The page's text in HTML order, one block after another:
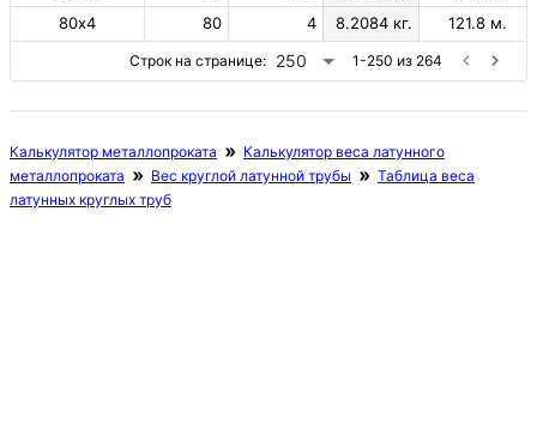
80х4
80 4 8.2084 кг. 121.8 м.
Строк на странице: 250 1-250 из 264
Калькулятор металлопроката
Калькулятор веса латунного
металлопроката
Вес круглой латунной трубы
Таблица веса
латунных круглых труб